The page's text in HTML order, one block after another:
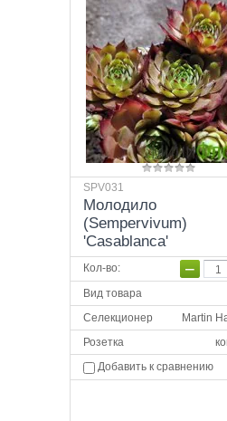
SPV031
Молодило
(Sempervivum)
'Casablanca'
Кол-во: −
Вид товара
Селекционер
Martin
Розетка
Добавить к сравнению